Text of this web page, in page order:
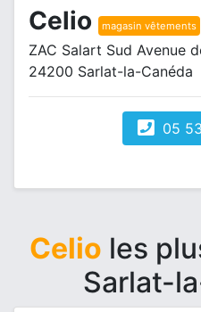
Celio magasin vêtements
ZAC Salart Sud Avenue
24200 Sarlat-la-Canéda
05
Celio les
Sarlat-